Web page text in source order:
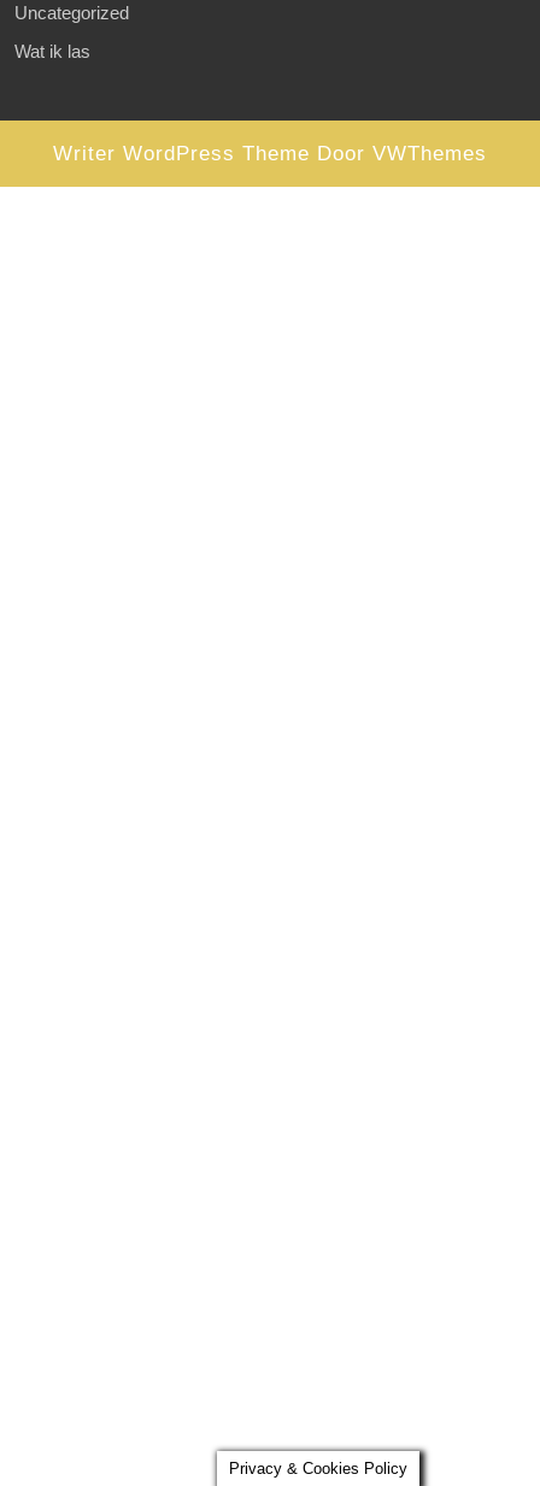
Uncategorized
Wat ik las
Writer WordPress Theme Door VWThemes
Privacy & Cookies Policy